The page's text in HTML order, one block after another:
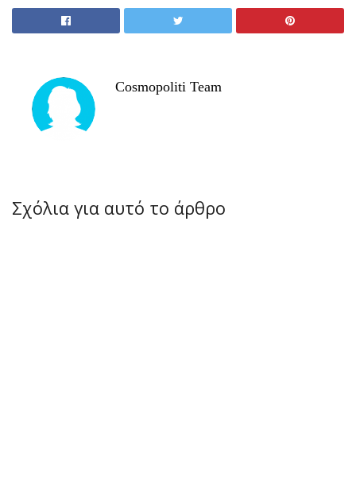
Cosmopoliti Team
Σχόλια για αυτό το άρθρο